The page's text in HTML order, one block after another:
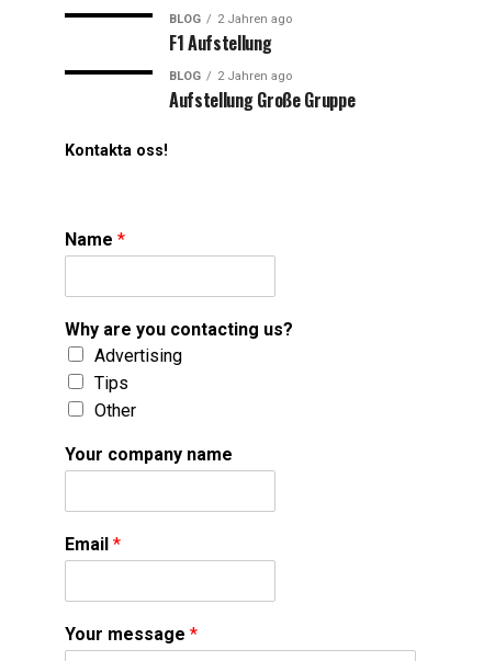
BLOG 2 Jahren ago
F1 Aufstellung
BLOG 2 Jahren ago
Aufstellung Große Gruppe
Kontakta oss!
Name *
Why are you contacting us?
Advertising
Tips
Other
Your company name
Email *
Your message *